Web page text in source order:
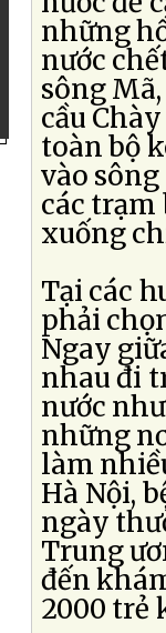
những
nước
sông
cầu
toàn bộ
vào
các trạm
xuống
Tại các
phải
Ngay
nhau đi
nước
những
làm
Hà Nội,
ngày
Trung
đến
2000 trẻ